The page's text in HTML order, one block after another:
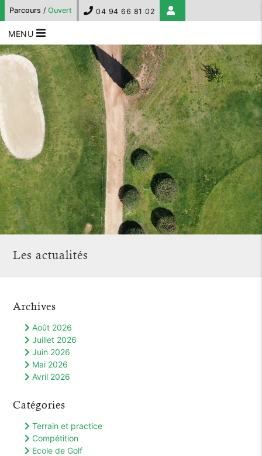
Parcours / Ouvert 04 94 66 81 02
MENU
Les actualités
Archives
Août 2026
Juillet 2026
Juin 2026
Mai 2026
Avril 2026
Catégories
Terrain et practice
Compétition
Ecole de Golf